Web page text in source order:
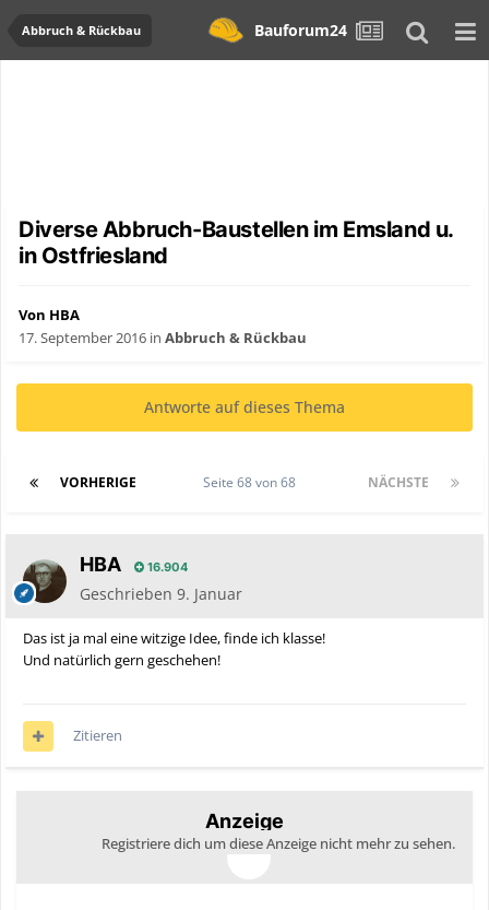
Abbruch & Rückbau Bauforum24
Diverse Abbruch-Baustellen im Emsland u.
in Ostfriesland
Von HBA
17. September 2016 in Abbruch & Rückbau
Antworte auf dieses Thema
VORHERIGE NÄCHSTE
Seite 68 von 68
HBA 16.904
Geschrieben 9. Januar
Das ist ja mal eine witzige Idee, finde ich klasse!
Und natürlich gern geschehen!
Zitieren
Anzeige
Registriere dich um diese Anzeige nicht mehr zu sehen.